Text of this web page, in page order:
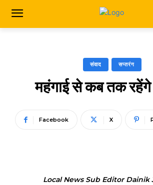
संवाद सप्तरंग
महंगाई से कब तक रहेंगे
Facebook X
Local News Sub Editor Dainik